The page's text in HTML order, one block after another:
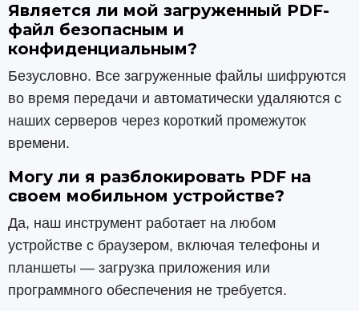
Является ли мой загруженный PDF-
файл безопасным и
конфиденциальным?
Безусловно. Все загруженные файлы шифруются
во время передачи и автоматически удаляются с
наших серверов через короткий промежуток
времени.
Могу ли я разблокировать PDF на
своем мобильном устройстве?
Да, наш инструмент работает на любом
устройстве с браузером, включая телефоны и
планшеты — загрузка приложения или
программного обеспечения не требуется.